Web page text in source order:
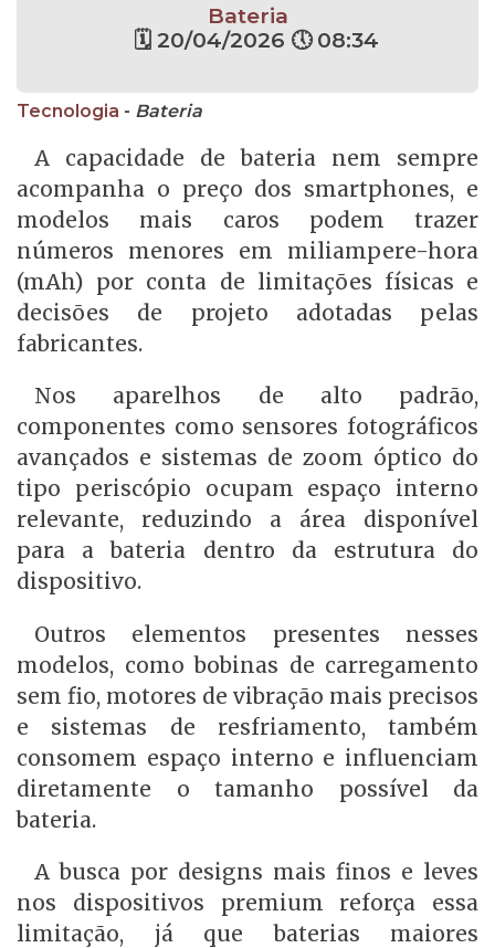
Bateria
🗓 20/04/2026 🕔 08:34
Tecnologia - Bateria
A capacidade de bateria nem sempre
acompanha o preço dos smartphones, e
modelos mais caros podem trazer
números menores em miliampere-hora
(mAh) por conta de limitações físicas e
decisões de projeto adotadas pelas
fabricantes.
Nos aparelhos de alto padrão,
componentes como sensores fotográficos
avançados e sistemas de zoom óptico do
tipo periscópio ocupam espaço interno
relevante, reduzindo a área disponível
para a bateria dentro da estrutura do
dispositivo.
Outros elementos presentes nesses
modelos, como bobinas de carregamento
sem fio, motores de vibração mais precisos
e sistemas de resfriamento, também
consomem espaço interno e influenciam
diretamente o tamanho possível da
bateria.
A busca por designs mais finos e leves
nos dispositivos premium reforça essa
limitação, já que baterias maiores